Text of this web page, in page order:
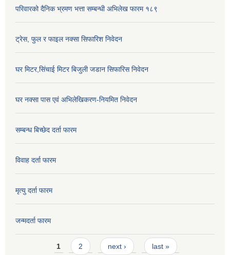
परिवारको दैनिक भ्रमण भत्ता सम्बन्धी अभिलेख फारम १८९
ट्रेस, फुल र फाइल नक्सा सिफारिश निवेदन
घर मिटर,सिंचाई मिटर बिजुली जडान सिफारिस निवेदन
घर नक्सा पास एवं अभिलेखिकरण-नियमित निवेदन
सम्बन्ध बिच्छेद दर्ता फारम
विवाह दर्ता फारम
मृत्यु दर्ता फारम
जन्मदर्ता फारम
Pages1 2 next › last »